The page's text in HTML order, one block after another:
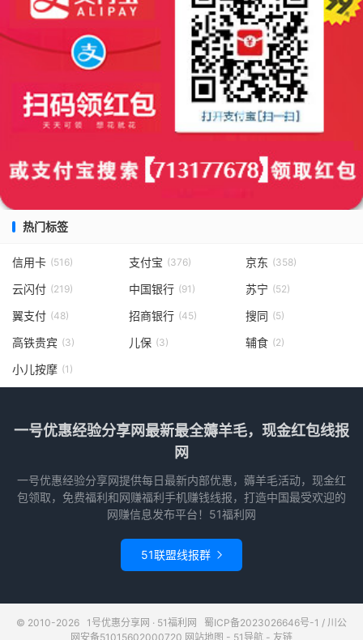
热门标签
信用卡 (516) 支付宝 (376) 京东 (358)
云闪付 (219) 中国银行 (91) 苏宁 (52)
翼支付 (48) 招商银行 (45) 搜同 (5)
高铁贵宾 (3) 儿保 (3) 辅食 (2)
小儿按摩 (1)
一号优惠经验分享网最新最全薅羊毛，现金红包线报
网
一号优惠经验分享网提供每日最新内部优惠，薅羊毛活动，现金红
包领取，免费福利和网赚福利手机赚钱线报，打造中国最受欢迎的
网赚信息发布平台！51福利网
51联盟线报群 
© 2010-2026 1号优惠分享网 · 51福利网 蜀ICP备2023026646号-1 / 川公
网安备51015602000720 网站地图 - 51导航 - 友链